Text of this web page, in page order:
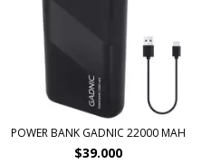
POWER BANK GADNIC 22000 MAH
$39.000